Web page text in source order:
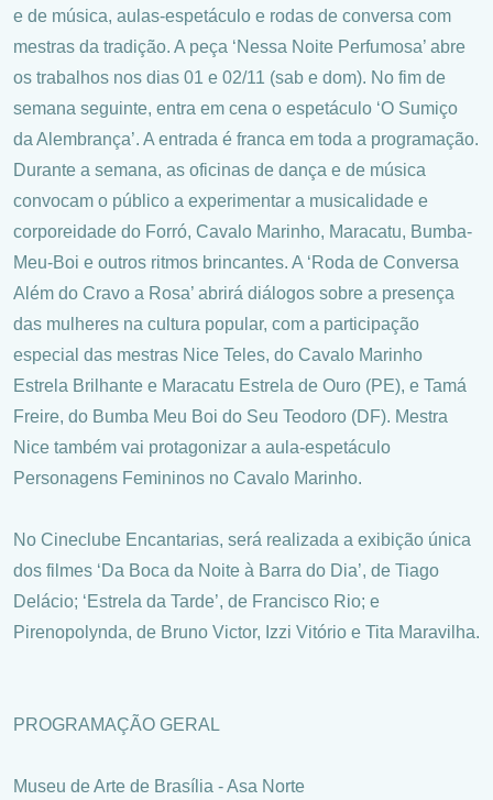
e de música, aulas-espetáculo e rodas de conversa com
mestras da tradição. A peça ‘Nessa Noite Perfumosa’ abre
os trabalhos nos dias 01 e 02/11 (sab e dom). No fim de
semana seguinte, entra em cena o espetáculo ‘O Sumiço
da Alembrança’. A entrada é franca em toda a programação.
Durante a semana, as oficinas de dança e de música
convocam o público a experimentar a musicalidade e
corporeidade do Forró, Cavalo Marinho, Maracatu, Bumba-
Meu-Boi e outros ritmos brincantes. A ‘Roda de Conversa
Além do Cravo a Rosa’ abrirá diálogos sobre a presença
das mulheres na cultura popular, com a participação
especial das mestras Nice Teles, do Cavalo Marinho
Estrela Brilhante e Maracatu Estrela de Ouro (PE), e Tamá
Freire, do Bumba Meu Boi do Seu Teodoro (DF). Mestra
Nice também vai protagonizar a aula-espetáculo
Personagens Femininos no Cavalo Marinho.
No Cineclube Encantarias, será realizada a exibição única
dos filmes ‘Da Boca da Noite à Barra do Dia’, de Tiago
Delácio; ‘Estrela da Tarde’, de Francisco Rio; e
Pirenopolynda, de Bruno Victor, Izzi Vitório e Tita Maravilha.
PROGRAMAÇÃO GERAL
Museu de Arte de Brasília - Asa Norte